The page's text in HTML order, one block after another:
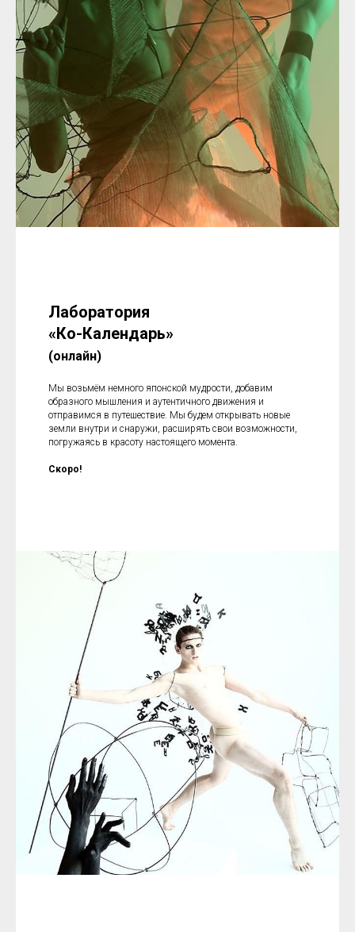
Лаборатория
«Ко-Календарь»
(онлайн)
Мы возьмём немного японской мудрости, добавим
образного мышления и аутентичного движения и
отправимся в путешествие. Мы будем открывать новые
земли внутри и снаружи, расширять свои возможности,
погружаясь в красоту настоящего момента.
Скоро!